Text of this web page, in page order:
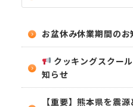
お盆休み休業期間のお
クッキングスクー
知らせ
【重要】熊本県を震